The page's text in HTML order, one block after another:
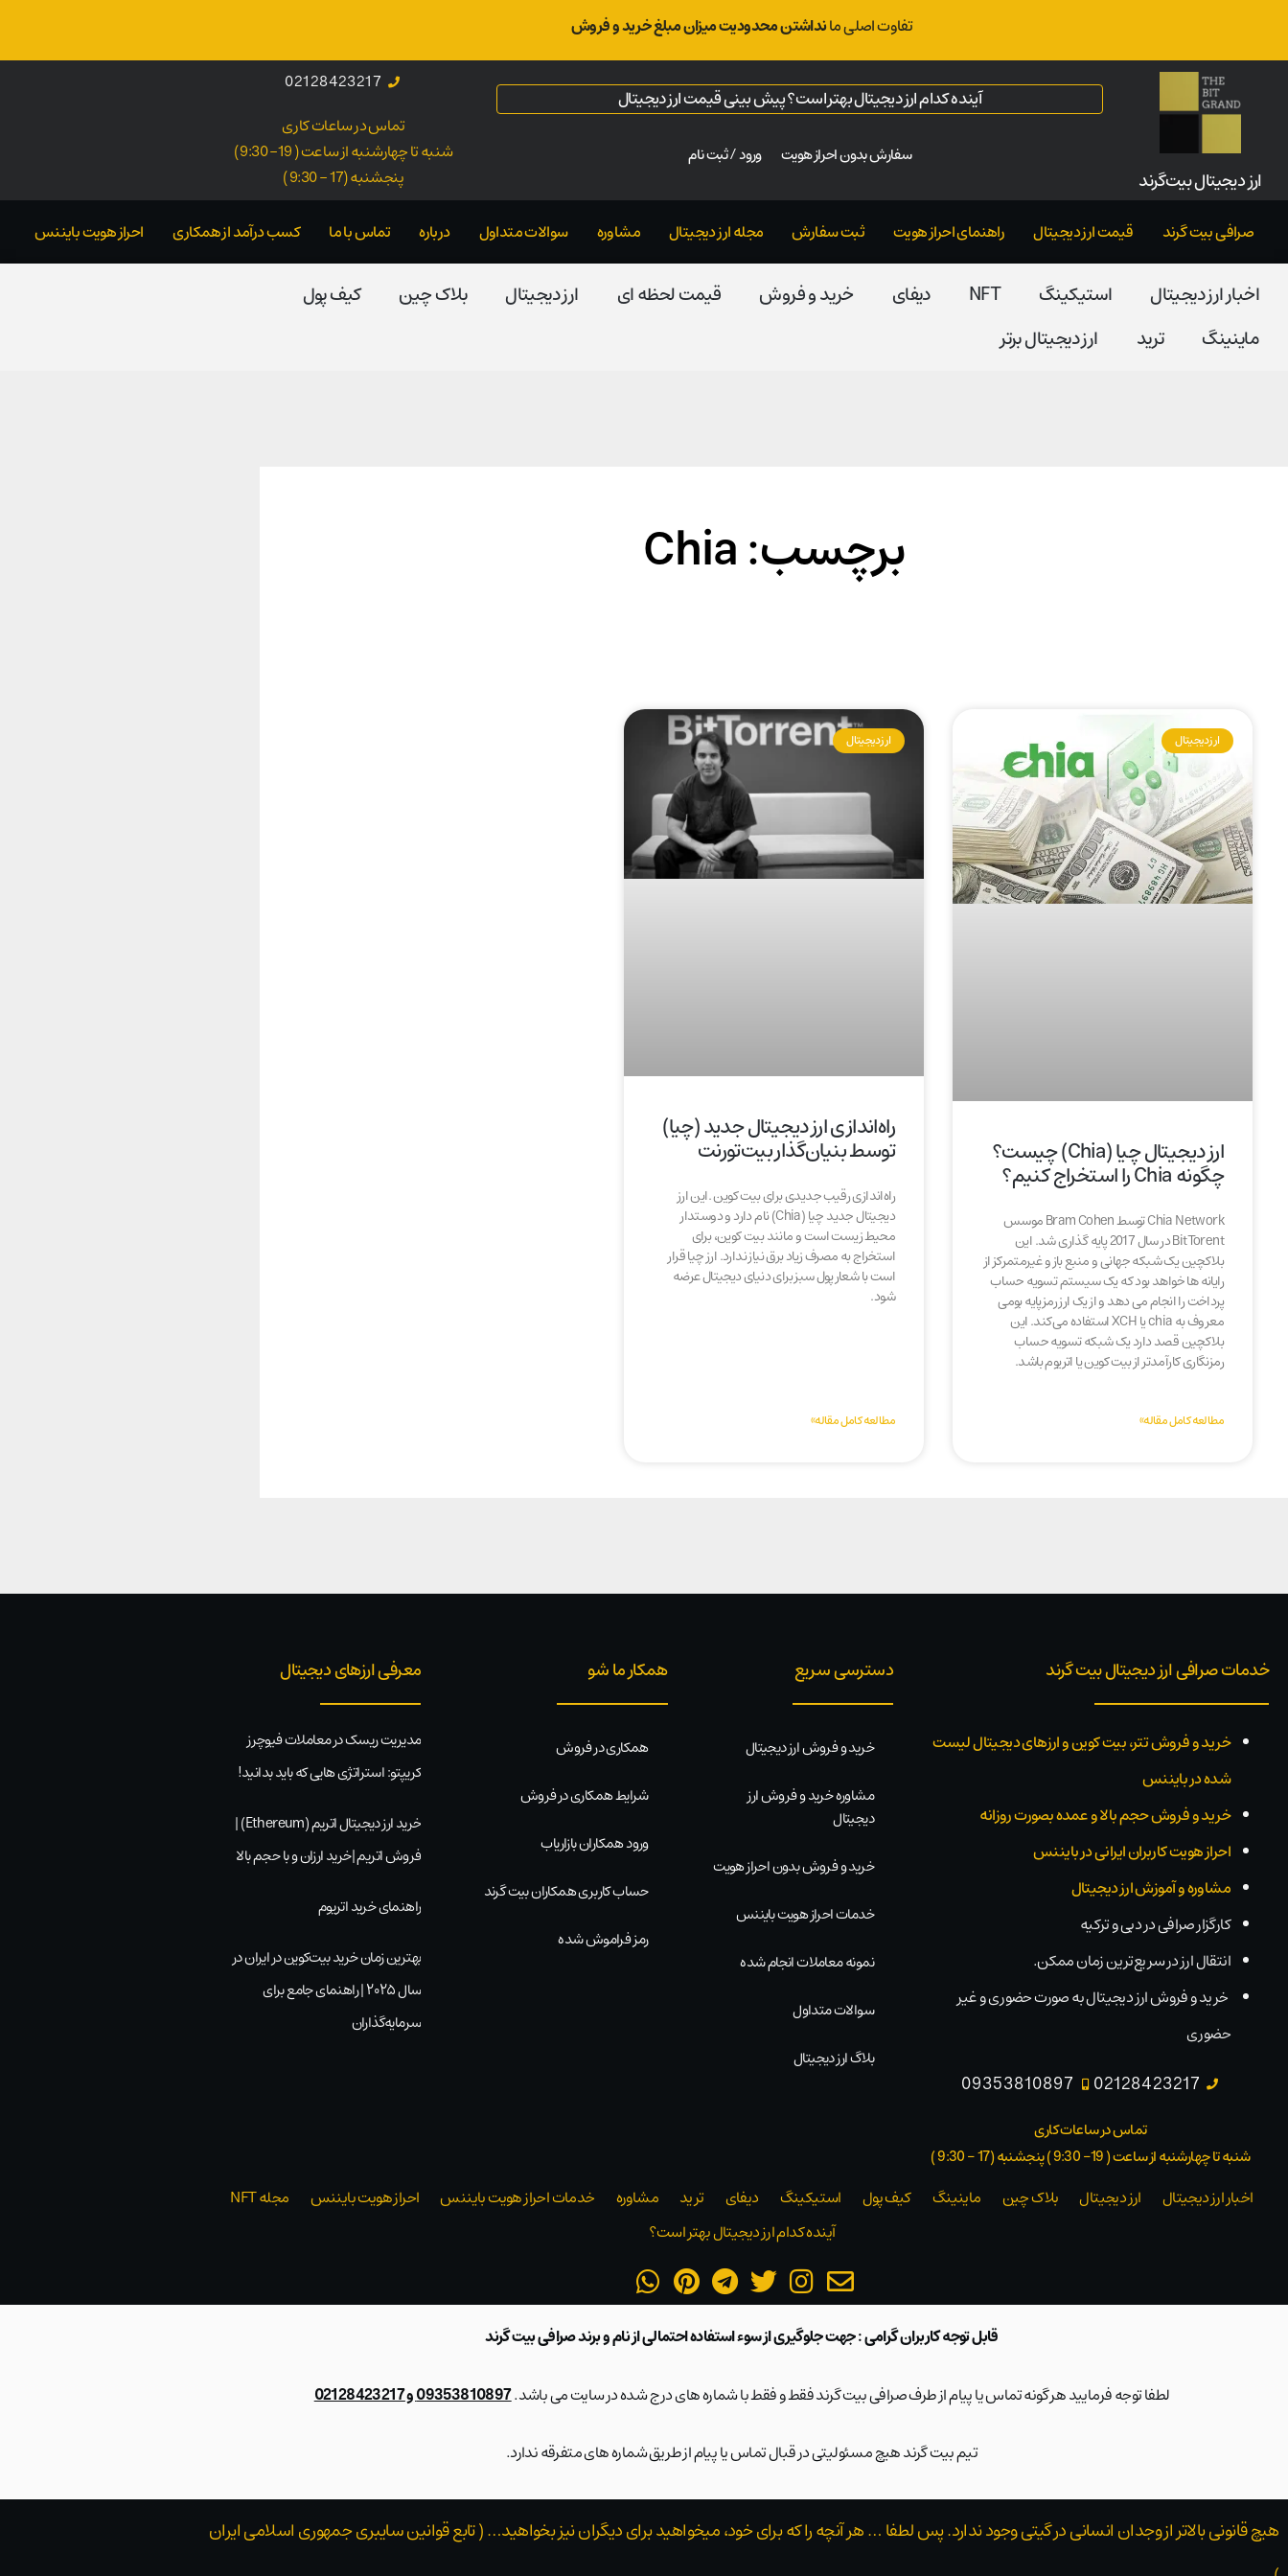
تفاوت اصلی مانداشتن محدودیت میزان مبلغ خرید و فروش
ارز‌ دیجیتال بیت‌گرند
آینده کدام ارز دیجیتال بهتر است؟ پیش بینی قیمت ارز دیجیتال
سفارش بدون احراز هویت ورود / ثبت نام
02128423217
تماس در ساعات کاری
شنبه تا چهارشنبه از ساعت ( 19- 9:30 )
پنجشنبه (17 - 9:30 )
صرافی بیت گرند قیمت ارز دیجیتال راهنمای احراز هویت ثبت سفارش مجله ارز دیجیتال مشاوره سوالات متداول درباره تماس با ما کسب درآمد از همکاری احراز هویت بایننس
اخبار ارز دیجیتال استیکینگ NFT دیفای خرید و فروش قیمت لحظه ای ارز دیجیتال بلاک‌ چین
کیف پول
ماینینگ
ترید ارز دیجیتال برتر
برچسب: Chia
ارز دیجیتال
ارز دیجیتال چیا (Chia) چیست؟
چگونه Chia را استخراج کنیم؟
Chia Network توسط Bram Cohen موسس
BitTorent در سال 2017 پایه گذاری شد. این
بلاکچین یک شبکه جهانی و منبع باز و غیرمتمرکز از
رایانه ها خواهد بود که یک سیستم تسویه حساب
پرداخت را انجام می دهد و از یک ارز رمزپایه بومی
معروف به chia یا XCH استفاده می‌کند. این
بلاکچین قصد دارد یک شبکه تسویه حساب
رمزنگاری کارآمدتر از بیت کوین یا اتریوم باشد.
مطالعه کامل مقاله»
ارز دیجیتال
راه‌اندازی ارز دیجیتال جدید (چیا)
توسط بنیان‌گذار بیت‌تورنت
راه‌اندازی رقیب جدیدی برای بیت کوین .این ارز
دیجیتال جدید چیا (Chia) نام دارد و دوستدار
محیط زیست است و مانند بیت کوین، برای
استخراج به مصرف زیاد برق نیاز ندارد. ارز چیا قرار
است با شعار پول سبز برای دنیای دیجیتال عرضه
شود.
مطالعه کامل مقاله»
خدمات صرافی ارز دیجیتال بیت گرند
خرید و فروش تتر، بیت کوین و ارزهای دیجیتال لیست
شده در بایننس
خرید و فروش حجم بالا و عمده بصورت روزانه
احراز هویت کاربران ایرانی در بایننس
مشاوره و آموزش ارز دیجیتال
کارگزار صرافی در دبی و ترکیه
انتقال ارز در سریع‌ترین زمان ممکن.
خرید و فروش ارز دیجیتال به صورت حضوری و غیر
حضوری
02128423217
09353810897
تماس در ساعات کاری
شنبه تا چهارشنبه از ساعت ( 19- 9:30 ) پنجشنبه (17 - 9:30 )​
دسترسی سریع
خرید و فروش ارز دیجیتال
مشاوره خرید و فروش ارز
دیجیتال
خرید و فروش بدون احراز هویت
خدمات احراز هویت بایننس
نمونه معاملات انجام شده
سوالات متداول
بلاگ ارز دیجیتال
همکار ما شو
همکاری در فروش
شرایط همکاری در فروش
ورود همکاران بازاریاب
حساب کاربری همکاران بیت گرند
رمز فراموش شده
معرفی ارزهای دیجیتال
مدیریت ریسک در معاملات فیوچرز
کریپتو: استراتژی هایی که باید بدانید!
خرید ارز دیجیتال اتریم (Ethereum) |
فروش اتریم |خرید ارزان و با حجم بالا
راهنمای خرید اتریوم
بهترین زمان خرید بیت‌کوین در ایران در
سال ۲۰۲۵ | راهنمای جامع برای
سرمایه‌گذاران
اخبار ارز دیجیتال ارز دیجیتال بلاک‌ چین ماینینگ کیف پول استیکینگ دیفای ترید مشاوره خدمات احراز هویت بایننس احراز هویت بایننس
مجله NFT
آینده کدام ارز دیجیتال بهتر است؟
قابل توجه کاربران گرامی : جهت جلوگیری از سوء استفاده احتمالی از نام و برند صرافی بیت گرند
لطفا توجه فرمایید هر گونه تماس یا پیام از طرف صرافی بیت گرند فقط و فقط با شماره های درج شده در سایت می باشد.09353810897 و 02128423217
تیم بیت گرند هیچ مسئولیتی در قبال تماس یا پیام از طریق شماره های متفرقه ندارد.
هیچ قانونی بالاتر از وجدان انسانی در گیتی وجود ندارد. پس لطفا … هر آنچه را که برای خود، میخواهید برای دیگران نیز بخواهید… ( تابع قوانین سایبری جمهوری اسلامی ایران